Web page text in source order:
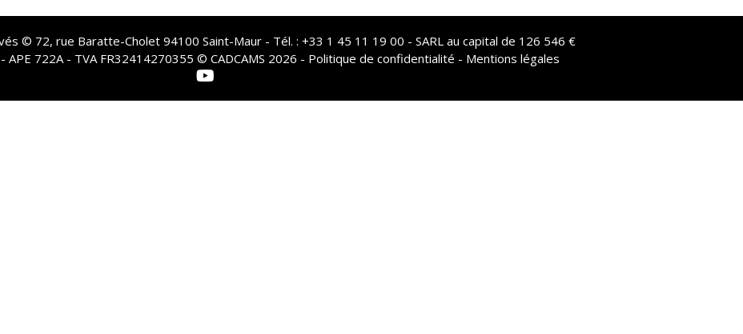
© 72, rue Baratte-Cholet 94100 Saint-Maur - Tél. : +33 1 45 11 19 00 - SARL au capital de 126 546 €
722A - TVA FR32414270355 © CADCAMS 2026 - Politique de confidentialité - Mentions légales